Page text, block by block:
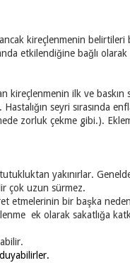
kireçlenmenin
etkilendiğine bağlı olarak
ilk ve baskın
seyri sırasında
zorluk çekme gibi.).
yakınırlar.
çok uzun sürmez.
etmelerinin bir başka
ek olarak sakatlığa